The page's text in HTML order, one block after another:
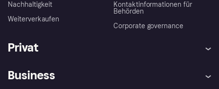
Nachhaltigkeit
Weiterverkaufen
Kontaktinformationen für
Behörden
Corporate governance
Privat
Business